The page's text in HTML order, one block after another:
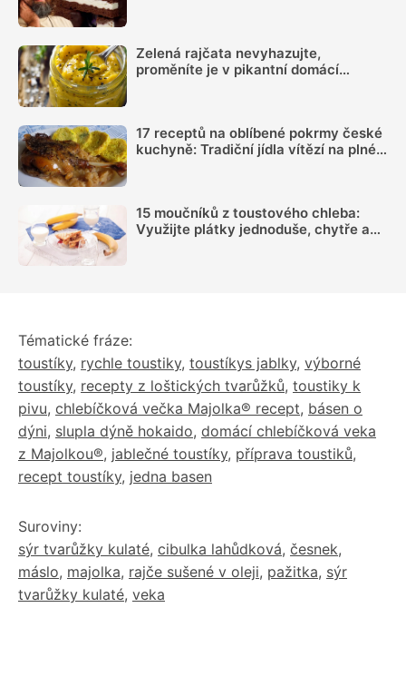
Zelená rajčata nevyhazujte,
proměníte je v pikantní domácí
17 receptů na oblíbené pokrmy české
kuchyně: Tradiční jídla vítězí na plné
15 moučníků z toustového chleba:
Využijte plátky jednoduše, chytře a
Tématické fráze:
toustíky, rychle toustiky, toustíkys jablky, výborné
toustíky, recepty z loštických tvarůžků, toustiky k
pivu, chlebíčková večka Majolka® recept, básen o
dýni, slupla dýně hokaido, domácí chlebíčková veka
z Majolkou®, jablečné toustíky, příprava toustiků,
recept toustíky, jedna basen
Suroviny:
sýr tvarůžky kulaté, cibulka lahůdková, česnek,
máslo, majolka, rajče sušené v oleji, pažitka, sýr
tvarůžky kulaté, veka